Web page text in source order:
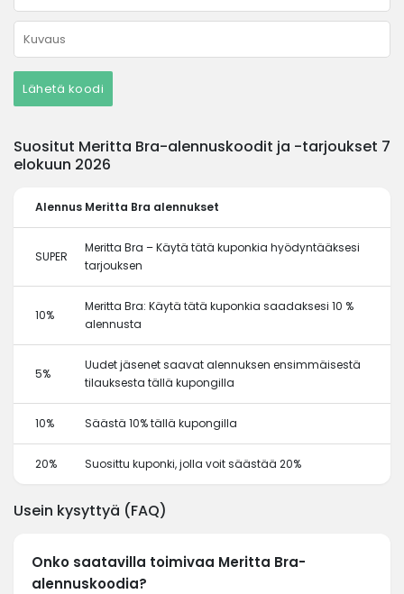
Lähetä koodi
Suositut Meritta Bra-alennuskoodit ja -tarjoukset 7
elokuun 2026
Alennus Meritta Bra alennukset
SUPER
Meritta Bra – Käytä tätä kuponkia hyödyntääksesi
tarjouksen
10%
Meritta Bra: Käytä tätä kuponkia saadaksesi 10 %
alennusta
5%
Uudet jäsenet saavat alennuksen ensimmäisestä
tilauksesta tällä kupongilla
10% Säästä 10% tällä kupongilla
20% Suosittu kuponki, jolla voit säästää 20%
Usein kysyttyä (FAQ)
Onko saatavilla toimivaa Meritta Bra-
alennuskoodia?